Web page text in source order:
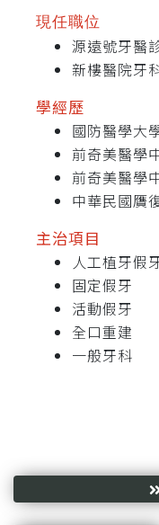
現任職位
源遠號牙醫
新樓醫院牙
學經歷
國防醫學大
前奇美醫學
前奇美醫學
中華民國贋
主治項目
人工植牙假
固定假牙
活動假牙
全口重建
一般牙科